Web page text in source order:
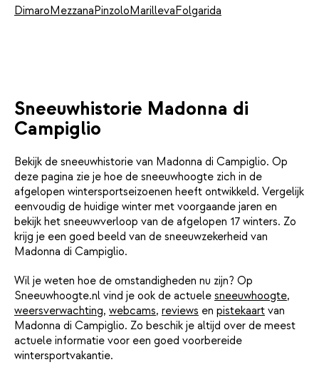
DimaroMezzanaPinzoloMarillevaFolgarida
Sneeuwhistorie Madonna di
Campiglio
Bekijk de sneeuwhistorie van Madonna di Campiglio. Op
deze pagina zie je hoe de sneeuwhoogte zich in de
afgelopen wintersportseizoenen heeft ontwikkeld. Vergelijk
eenvoudig de huidige winter met voorgaande jaren en
bekijk het sneeuwverloop van de afgelopen 17 winters. Zo
krijg je een goed beeld van de sneeuwzekerheid van
Madonna di Campiglio.
Wil je weten hoe de omstandigheden nu zijn? Op
Sneeuwhoogte.nl vind je ook de actuele sneeuwhoogte,
weersverwachting, webcams, reviews en pistekaart van
Madonna di Campiglio. Zo beschik je altijd over de meest
actuele informatie voor een goed voorbereide
wintersportvakantie.